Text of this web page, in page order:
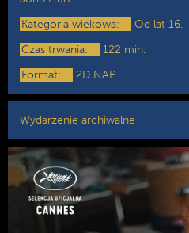
Kategoria wiekowa:
Od lat 16.
Czas trwania:
122 min.
Format:
2D NAP.
Wydarzenie archiwalne